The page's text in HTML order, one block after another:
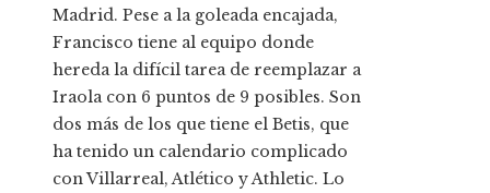
Madrid. Pese a la goleada encajada,
Francisco tiene al equipo donde
hereda la difícil tarea de reemplazar a
Iraola con 6 puntos de 9 posibles. Son
dos más de los que tiene el Betis, que
ha tenido un calendario complicado
con Villarreal, Atlético y Athletic. Lo